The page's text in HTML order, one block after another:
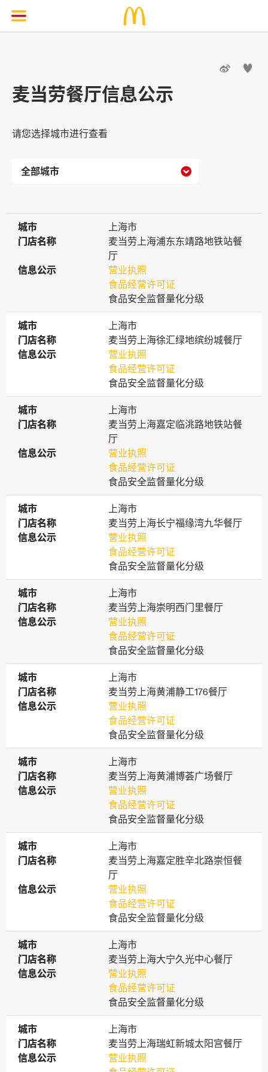
 
麦当劳餐厅信息公示
请您选择城市进行查看

城市
城市
上海市
门店名称
门店名称
麦当劳上海浦东东靖路地铁站餐
厅
信息公示
信息公示
营业执照
食品经营许可证
食品安全监督量化分级
城市
城市
上海市
门店名称
门店名称
麦当劳上海徐汇绿地缤纷城餐厅
信息公示
信息公示
营业执照
食品经营许可证
食品安全监督量化分级
城市
城市
上海市
门店名称
门店名称
麦当劳上海嘉定临洮路地铁站餐
厅
信息公示
信息公示
营业执照
食品经营许可证
食品安全监督量化分级
城市
城市
上海市
门店名称
门店名称
麦当劳上海长宁福缘湾九华餐厅
信息公示
信息公示
营业执照
食品经营许可证
食品安全监督量化分级
城市
城市
上海市
门店名称
门店名称
麦当劳上海崇明西门里餐厅
信息公示
信息公示
营业执照
食品经营许可证
食品安全监督量化分级
城市
城市
上海市
门店名称
门店名称
麦当劳上海黄浦静工176餐厅
信息公示
信息公示
营业执照
食品经营许可证
食品安全监督量化分级
城市
城市
上海市
门店名称
门店名称
麦当劳上海黄浦博荟广场餐厅
信息公示
信息公示
营业执照
食品经营许可证
食品安全监督量化分级
城市
城市
上海市
门店名称
门店名称
麦当劳上海嘉定胜辛北路崇恒餐
厅
信息公示
信息公示
营业执照
食品经营许可证
食品安全监督量化分级
城市
城市
上海市
门店名称
门店名称
麦当劳上海大宁久光中心餐厅
信息公示
信息公示
营业执照
食品经营许可证
食品安全监督量化分级
城市
城市
上海市
门店名称
门店名称
麦当劳上海瑞虹新城太阳宫餐厅
信息公示
信息公示
营业执照